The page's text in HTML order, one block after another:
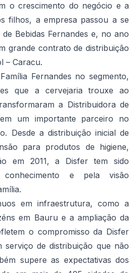
o crescimento do negócio e a
filhos, a empresa passou a se
Bebidas Fernandes e, no ano
grande contrato de distribuição
– Caracu.
Fernandes no segmento,
que a cervejaria trouxe ao
a Distribuidora de
em um importante parceiro no
Desde a distribuição inicial de
para produtos de higiene,
em 2011, a Disfer tem sido
conhecimento e pela visão
em infraestrutura, como a
em Bauru e a ampliação da
o compromisso da Disfer
de distribuição que não
supere as expectativas dos